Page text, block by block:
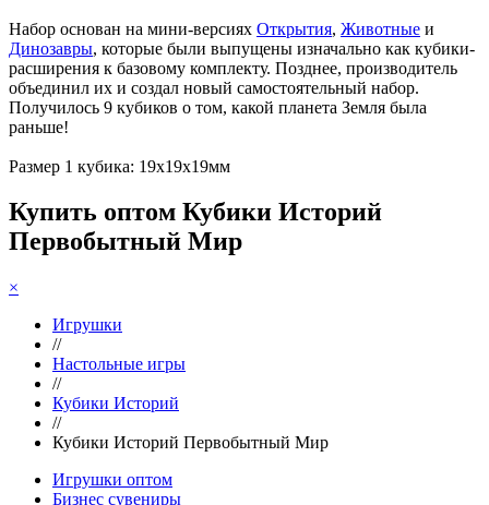
Набор основан на мини-версиях Открытия, Животные и
Динозавры, которые были выпущены изначально как кубики-
расширения к базовому комплекту. Позднее, производитель
объединил их и создал новый самостоятельный набор.
Получилось 9 кубиков о том, какой планета Земля была
раньше!
Размер 1 кубика: 19х19х19мм
Купить оптом Кубики Историй
Первобытный Мир
×
Игрушки
//
Настольные игры
//
Кубики Историй
//
Кубики Историй Первобытный Мир
Игрушки оптом
Бизнес сувениры